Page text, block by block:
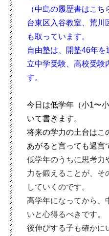
（中島の履歴書はこち
台東区入谷教室、荒川
も取っています。
自由塾は、開塾46年
立中学受験、高校受験
す。
今日は低学年（小1〜
いて書きます。
将来の学力の土台はこ
あがると言っても過言
低学年のうちに思考力
力を鍛えることが、そ
していくのです。
高学年になってから、
いと心得るべきです。
後伸びする子も確かに